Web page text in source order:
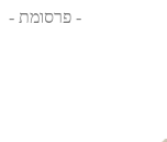
- פרסומת -